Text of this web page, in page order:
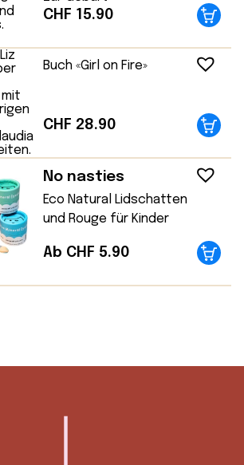
CHF 15.90
Buch «Girl on Fire»
CHF 28.90
No nasties
Eco Natural Lidschatten
und Rouge für Kinder
Ab CHF 5.90